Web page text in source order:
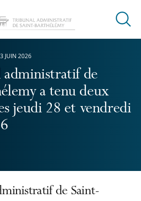
Ouvrir
administratif de
a tenu deux
jeudi 28 et vendredi
3 JUIN 2026
de Saint-